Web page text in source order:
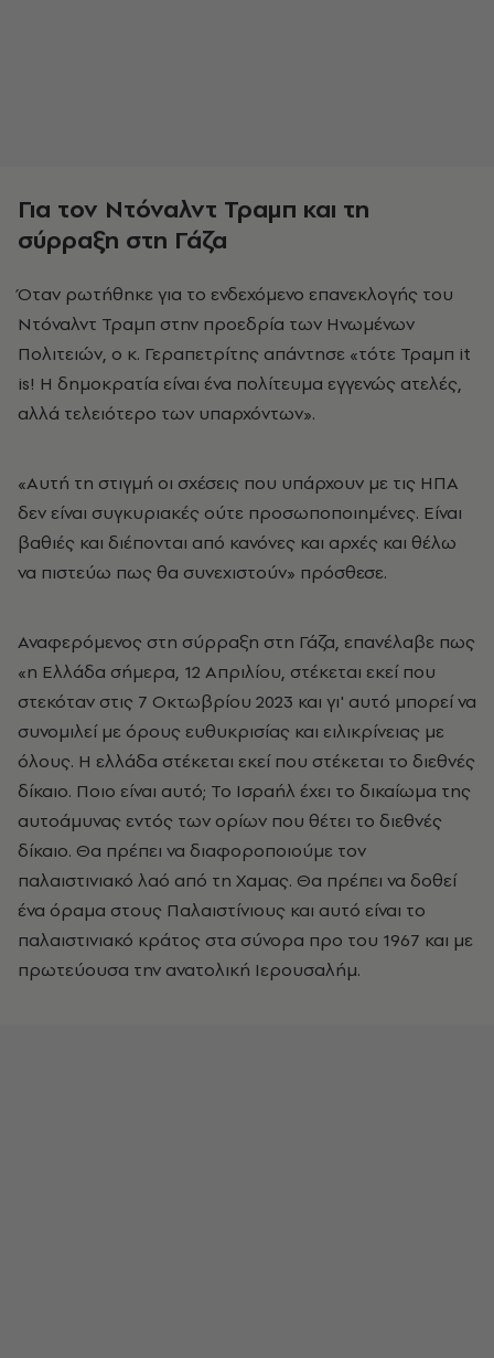
Για τον Ντόναλντ Τραμπ και τη
σύρραξη στη Γάζα
Όταν ρωτήθηκε για το ενδεχόμενο επανεκλογής του
Ντόναλντ Τραμπ στην προεδρία των Ηνωμένων
Πολιτειών, ο κ. Γεραπετρίτης απάντησε «τότε Τραμπ it
is! Η δημοκρατία είναι ένα πολίτευμα εγγενώς ατελές,
αλλά τελειότερο των υπαρχόντων».
«Αυτή τη στιγμή οι σχέσεις που υπάρχουν με τις ΗΠΑ
δεν είναι συγκυριακές ούτε προσωποποιημένες. Είναι
βαθιές και διέπονται από κανόνες και αρχές και θέλω
να πιστεύω πως θα συνεχιστούν» πρόσθεσε.
Αναφερόμενος στη σύρραξη στη Γάζα, επανέλαβε πως
«η Ελλάδα σήμερα, 12 Απριλίου, στέκεται εκεί που
στεκόταν στις 7 Οκτωβρίου 2023 και γι' αυτό μπορεί να
συνομιλεί με όρους ευθυκρισίας και ειλικρίνειας με
όλους. Η ελλάδα στέκεται εκεί που στέκεται το διεθνές
δίκαιο. Ποιο είναι αυτό; Το Ισραήλ έχει το δικαίωμα της
αυτοάμυνας εντός των ορίων που θέτει το διεθνές
δίκαιο. Θα πρέπει να διαφοροποιούμε τον
παλαιστινιακό λαό από τη Χαμας. Θα πρέπει να δοθεί
ένα όραμα στους Παλαιστίνιους και αυτό είναι το
παλαιστινιακό κράτος στα σύνορα προ του 1967 και με
πρωτεύουσα την ανατολική Ιερουσαλήμ.